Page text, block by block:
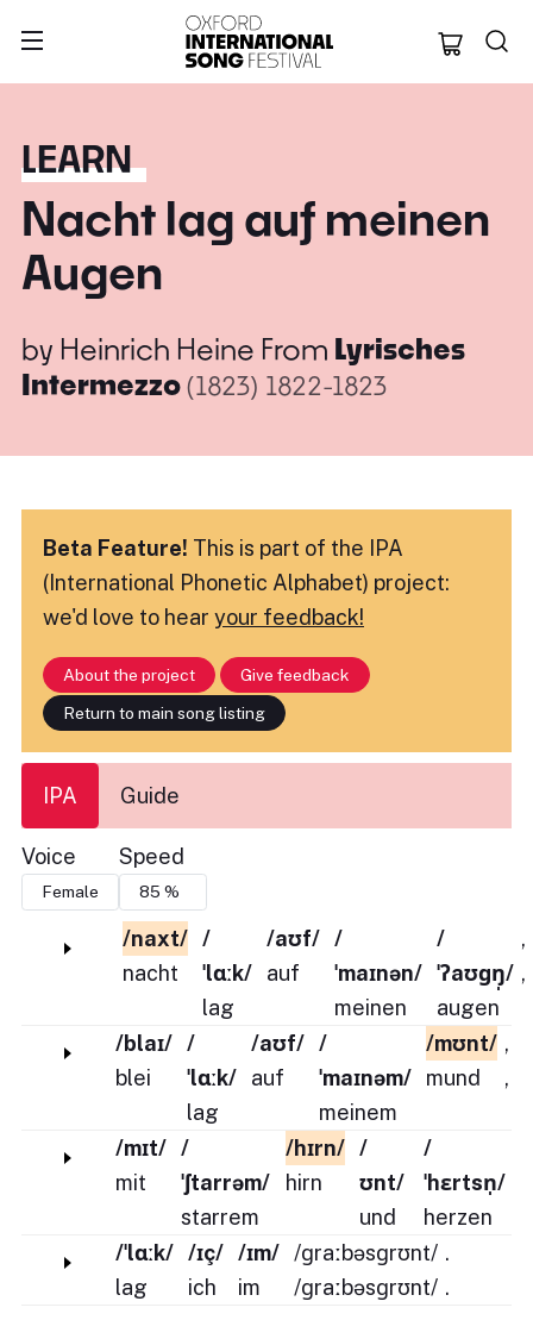
Oxford
LEARN
Nacht lag auf meinen
Augen
by Heinrich Heine From Lyrisches
Intermezzo(1823) 1822-1823
Beta Feature! This is part of the IPA
(International Phonetic Alphabet) project:
we'd love to hear your feedback!
About the project
Give feedback
Return to main song listing
IPA Guide
Voice Speed
/naxt/
nacht
/
ˈlɑːk/
lag
/aʊf/
auf
/
ˈmaɪnən/
meinen
/
ˈʔaʊɡŋ̩/
augen
,
,
/blaɪ/
blei
/
ˈlɑːk/
lag
/aʊf/
auf
/
ˈmaɪnəm/
meinem
/mʊnt/
mund
,
,
/mɪt/
mit
/
ˈʃtarrəm/
starrem
/hɪrn/
hirn
/
ʊnt/
und
/
ˈhɛrtsn̩/
herzen
/ˈlɑːk/
lag
/ɪç/
ich
/ɪm/
im
/ɡraːbəsɡrʊnt/
/ɡraːbəsɡrʊnt/
.
.